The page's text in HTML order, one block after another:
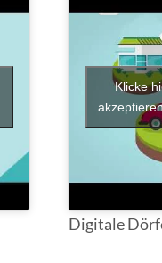
Klicke
Digitale